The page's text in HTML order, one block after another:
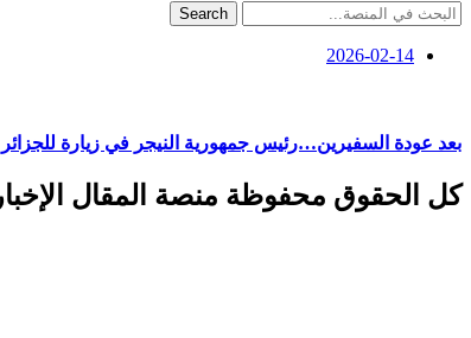
Search
2026-02-14
بعد عودة السفيرين…رئيس جمهورية النيجر في زيارة للجزائر
كل الحقوق محفوظة منصة المقال الإخبارية